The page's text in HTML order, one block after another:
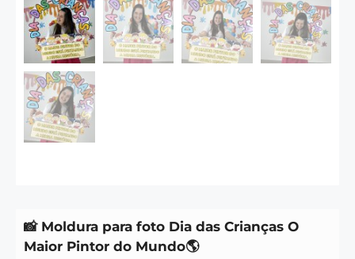
📸 Moldura para foto Dia das Crianças O
Maior Pintor do Mundo🌎